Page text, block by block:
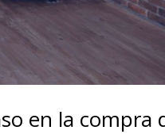
en la compra